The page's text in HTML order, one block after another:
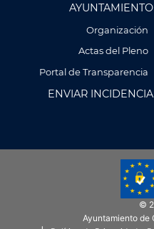
Utilizamos cookies propias
nuestros servicios y
tus preferencias en base a
AYUNTAMIENTO
Organización
Actas del Pleno
Portal de Transparencia
ENVIAR INCIDENCIA
©
Ayuntamiento de